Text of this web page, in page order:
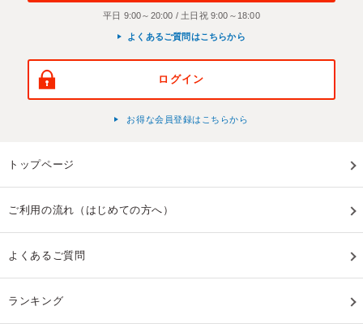
平日 9:00～20:00 / 土日祝 9:00～18:00
よくあるご質問はこちらから
ログイン
お得な会員登録はこちらから
トップページ
ご利用の流れ（はじめての方へ）
よくあるご質問
ランキング